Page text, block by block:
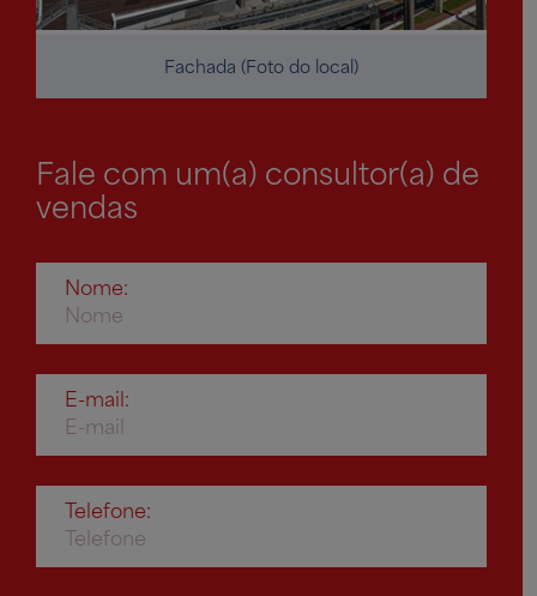
Fachada (Foto do local)
Fale com um(a) consultor(a) de
vendas
Nome:
E-mail:
Telefone: